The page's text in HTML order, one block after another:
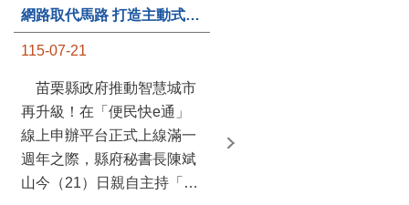
網路取代馬路 打造主動式數位便民服務 苗栗便民快e通 2.0智慧升級啟用
115-07-21
苗栗縣政府推動智慧城市
再升級！在「便民快e通」
線上申辦平台正式上線滿一
週年之際，縣府秘書長陳斌
山今（21）日親自主持「便
運作，這是鄉內第6個、全